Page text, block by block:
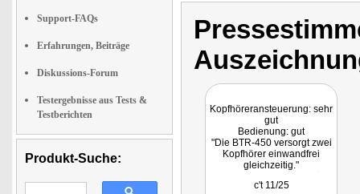
Support-FAQs
Erfahrungen, Beiträge
Diskussions-Forum
Testergebnisse aus Tests &
Testberichten
Produkt-Suche:
Kopfhöreransteuerung: sehr
gut
Bedienung: gut
"Die BTR-450 versorgt zwei
Kopfhörer einwandfrei
gleichzeitig."
Bluetooth-Audiobrücken.
c't 11/25